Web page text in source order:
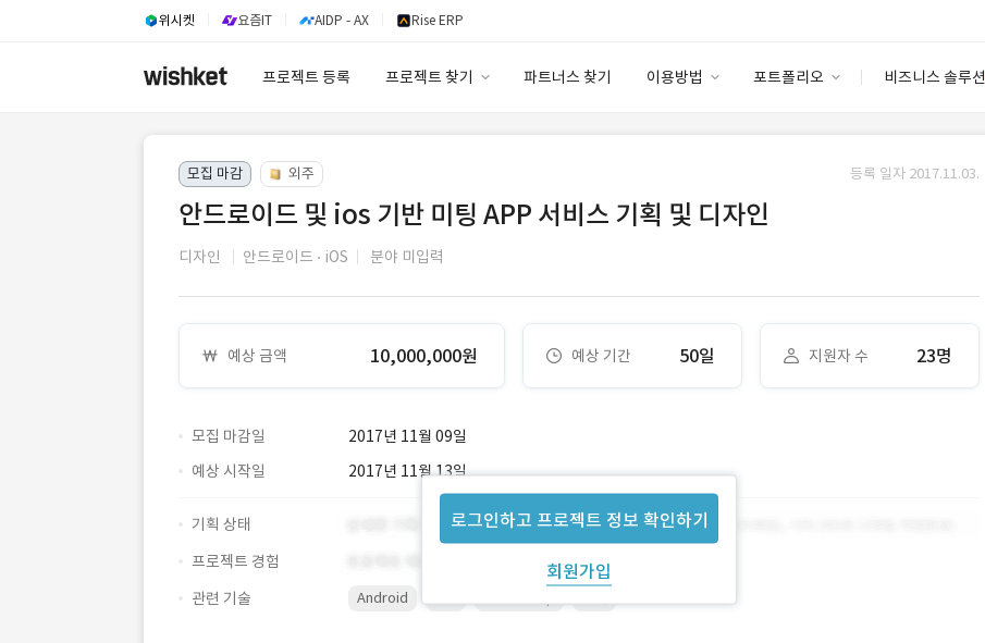
위시켓 요즘IT AIDP - AX Rise ERP
프로젝트 등록 프로젝트 찾기 파트너스 찾기 이용방법 포트폴리오 비즈니스 솔루션
이용요금
고객센터
안심 코드 케어
모집 마감 외주 등록 일자 2017.11.03.
안드로이드 및 ios 기반 미팅 APP 서비스 기획 및 디자인
디자인 안드로이드 iOS 분야 미입력
예상 금액 10,000,000원 예상 기간 50일 지원자 수 23명
모집 마감일 2017년 11월 09일
로그인하고 프로젝트 정보 확인하기
회원가입
예상 시작일 2017년 11월 13일
기획 상태
프로젝트 경험
관련 기술
Android